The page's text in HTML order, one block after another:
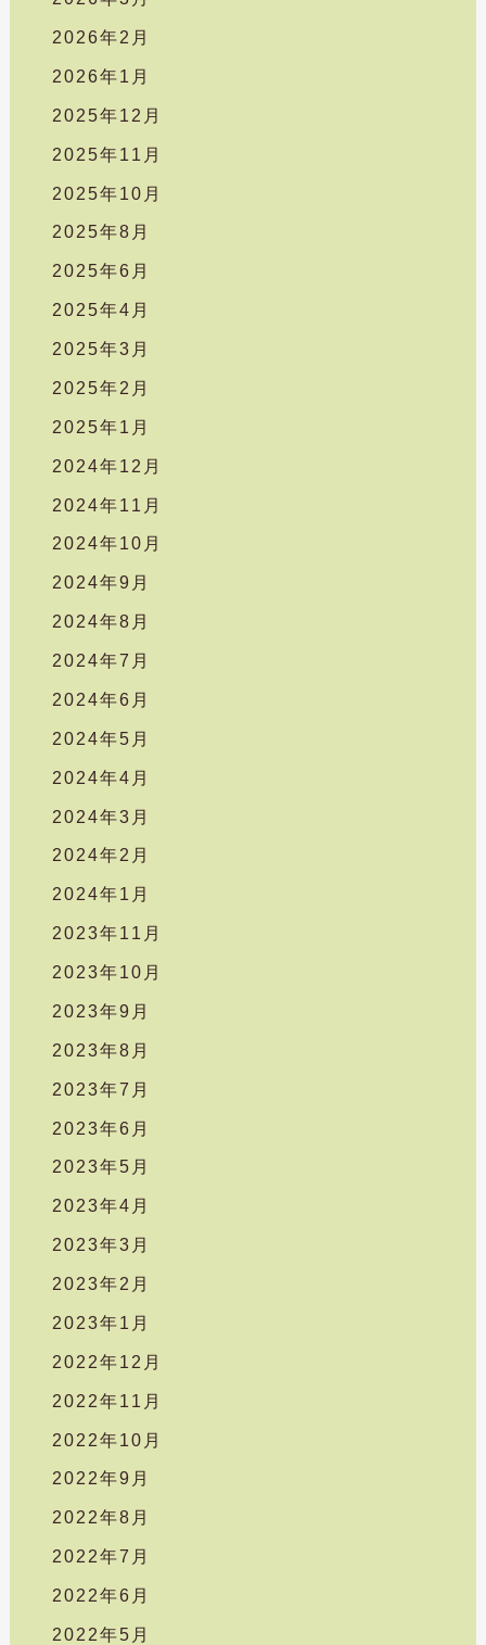
2026年2月
2026年1月
2025年12月
2025年11月
2025年10月
2025年8月
2025年6月
2025年4月
2025年3月
2025年2月
2025年1月
2024年12月
2024年11月
2024年10月
2024年9月
2024年8月
2024年7月
2024年6月
2024年5月
2024年4月
2024年3月
2024年2月
2024年1月
2023年11月
2023年10月
2023年9月
2023年8月
2023年7月
2023年6月
2023年5月
2023年4月
2023年3月
2023年2月
2023年1月
2022年12月
2022年11月
2022年10月
2022年9月
2022年8月
2022年7月
2022年6月
2022年5月